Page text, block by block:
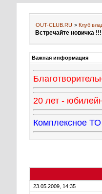
OUT-CLUB.RU > Клуб
Встречайте новичка !!!
Важная информация
20 лет -
Комплексное
23.05.2009, 14:35